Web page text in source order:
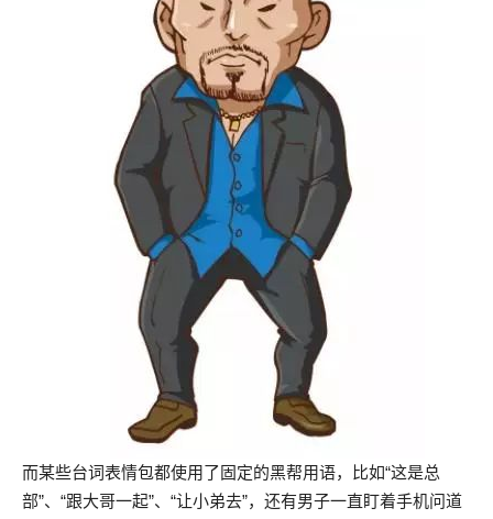
而某些台词表情包都使用了固定的黑帮用语，比如“这是总
部”、“跟大哥一起”、“让小弟去”，还有男子一直盯着手机问道